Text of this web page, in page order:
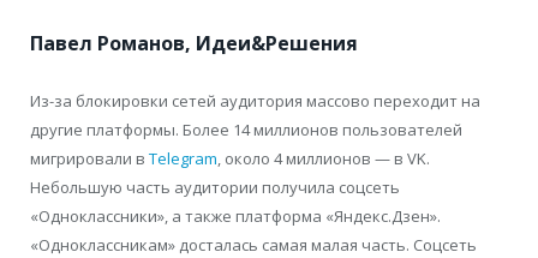
Павел Романов, Идеи&Решения
Из-за блокировки сетей аудитория массово переходит на
другие платформы. Более 14 миллионов пользователей
мигрировали в Telegram, около 4 миллионов — в VK.
Небольшую часть аудитории получила соцсеть
«Одноклассники», а также платформа «Яндекс.Дзен».
«Одноклассникам» досталась самая малая часть. Соцсеть